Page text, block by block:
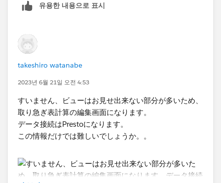
유용한 내용으로 표시
takeshiro watanabe
2023년 6월 21일 오전 4:53
すいません、ビューはお見せ出来ない部分が多いため、
取り急ぎ表計算の編集画面になります。
データ接続はPrestoになります。
この情報だけでは難しいでしょうか。。